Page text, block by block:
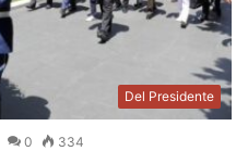
Del Presidente
0 334